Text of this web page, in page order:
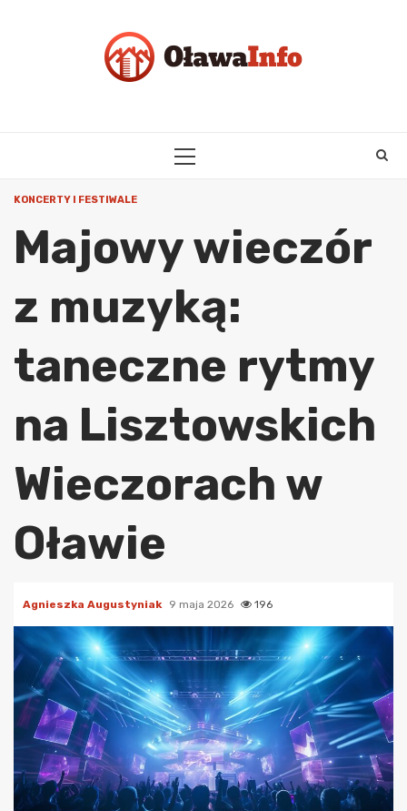
PRIMARY
KONCERTY I FESTIWALE
Majowy wieczór
z muzyką:
taneczne rytmy
na Lisztowskich
Wieczorach w
Oławie
Agnieszka Augustyniak 9 maja 2026 196